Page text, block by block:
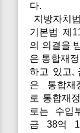
다.
지방자치
기본법 제
의 의결을
은 통합재
하고 있고,
은 통합재
로 통합재
로는 수입
금 38억